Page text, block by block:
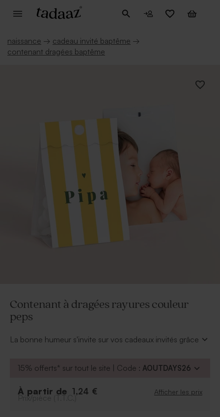
naissance → cadeau invité baptême →
contenant dragées baptême
Contenant à dragées rayures couleur
peps
La bonne humeur s'invite sur vos cadeaux invités grâce
et son prénom.
15% offerts* sur tout le site | Code : AOUTDAYS26
À partir de 1,24 € Afficher les prix
Prix/pièce (T.T.C.)